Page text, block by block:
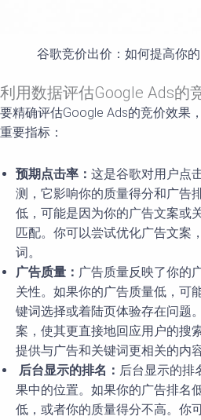
谷歌竞价出价：如何提高你
利用数据评估Google Ads的
要精确评估Google Ads的竞价效果
重要指标：
预期点击率： 这是谷歌对用户点
测，它影响你的质量得分和广告
低，可能是因为你的广告文案或
匹配。你可以尝试优化广告文案
词。
广告质量： 广告质量反映了你的
关性。如果你的广告质量低，可
键词选择或着陆页体验存在问题
案，使其更直接地回应用户的搜
提供与广告和关键词更相关的内容
后台显示的排名： 后台显示的排
果中的位置。如果你的广告排名
低，或者你的质量得分不高。你